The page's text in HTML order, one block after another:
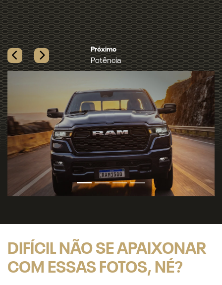
Previous Next
DIFÍCIL NÃO SE APAIXONAR
COM ESSAS FOTOS, NÉ?